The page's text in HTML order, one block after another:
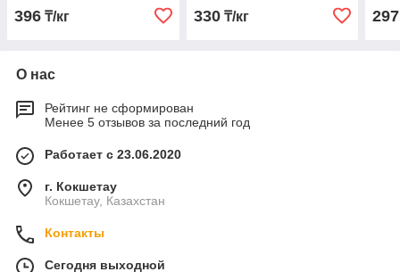
396 ₸/кг 330₸/кг 297
О нас
Рейтинг не сформирован
Менее 5 отзывов за последний год
Работает с 23.06.2020
г. Кокшетау
Кокшетау, Казахстан
Контакты
Сегодня выходной